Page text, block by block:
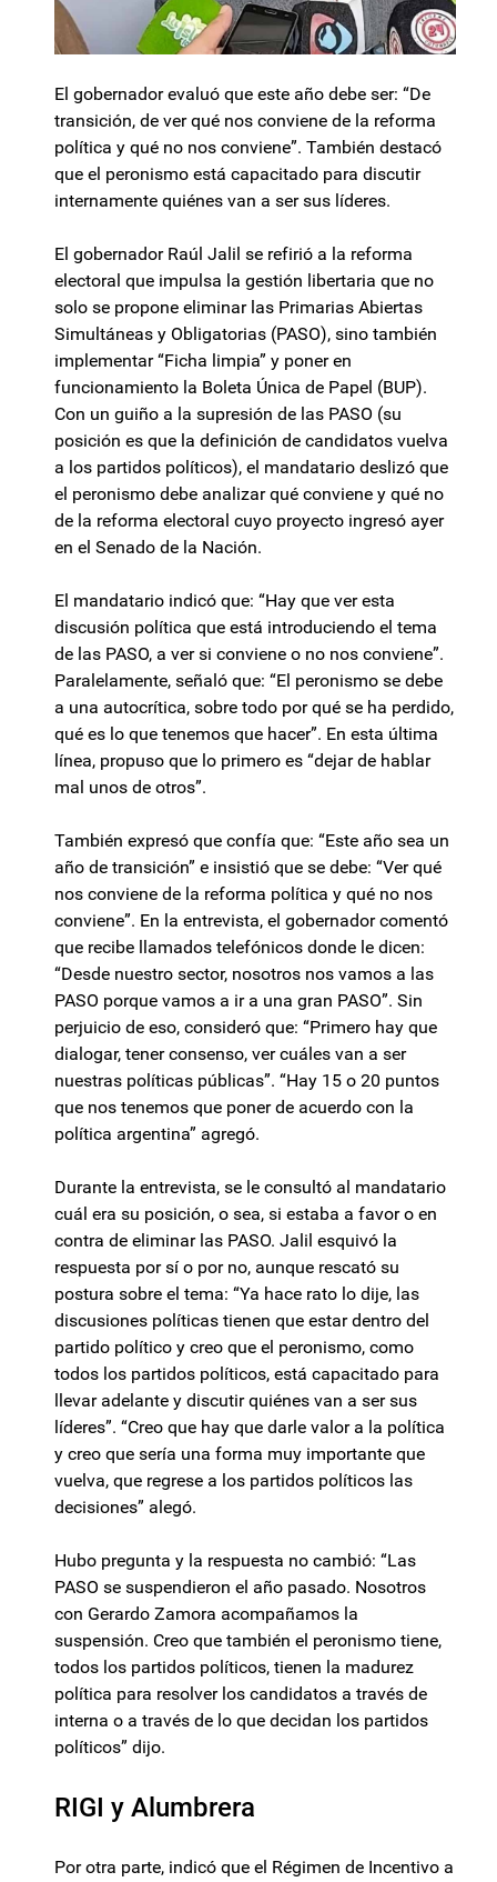
El gobernador evaluó que este año debe ser: “De
transición, de ver qué nos conviene de la reforma
política y qué no nos conviene”. También destacó
que el peronismo está capacitado para discutir
internamente quiénes van a ser sus líderes.
El gobernador Raúl Jalil se refirió a la reforma
electoral que impulsa la gestión libertaria que no
solo se propone eliminar las Primarias Abiertas
Simultáneas y Obligatorias (PASO), sino también
implementar “Ficha limpia” y poner en
funcionamiento la Boleta Única de Papel (BUP).
Con un guiño a la supresión de las PASO (su
posición es que la definición de candidatos vuelva
a los partidos políticos), el mandatario deslizó que
el peronismo debe analizar qué conviene y qué no
de la reforma electoral cuyo proyecto ingresó ayer
en el Senado de la Nación.
El mandatario indicó que: “Hay que ver esta
discusión política que está introduciendo el tema
de las PASO, a ver si conviene o no nos conviene”.
Paralelamente, señaló que: “El peronismo se debe
a una autocrítica, sobre todo por qué se ha perdido,
qué es lo que tenemos que hacer”. En esta última
línea, propuso que lo primero es “dejar de hablar
mal unos de otros”.
También expresó que confía que: “Este año sea un
año de transición” e insistió que se debe: “Ver qué
nos conviene de la reforma política y qué no nos
conviene”. En la entrevista, el gobernador comentó
que recibe llamados telefónicos donde le dicen:
“Desde nuestro sector, nosotros nos vamos a las
PASO porque vamos a ir a una gran PASO”. Sin
perjuicio de eso, consideró que: “Primero hay que
dialogar, tener consenso, ver cuáles van a ser
nuestras políticas públicas”. “Hay 15 o 20 puntos
que nos tenemos que poner de acuerdo con la
política argentina” agregó.
Durante la entrevista, se le consultó al mandatario
cuál era su posición, o sea, si estaba a favor o en
contra de eliminar las PASO. Jalil esquivó la
respuesta por sí o por no, aunque rescató su
postura sobre el tema: “Ya hace rato lo dije, las
discusiones políticas tienen que estar dentro del
partido político y creo que el peronismo, como
todos los partidos políticos, está capacitado para
llevar adelante y discutir quiénes van a ser sus
líderes”. “Creo que hay que darle valor a la política
y creo que sería una forma muy importante que
vuelva, que regrese a los partidos políticos las
decisiones” alegó.
Hubo pregunta y la respuesta no cambió: “Las
PASO se suspendieron el año pasado. Nosotros
con Gerardo Zamora acompañamos la
suspensión. Creo que también el peronismo tiene,
todos los partidos políticos, tienen la madurez
política para resolver los candidatos a través de
interna o a través de lo que decidan los partidos
políticos” dijo.
RIGI y Alumbrera
Por otra parte, indicó que el Régimen de Incentivo a